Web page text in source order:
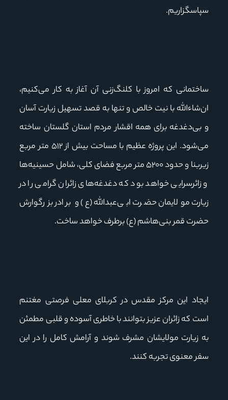
سپاسگزاریم.
ساختمانی که امروز با کلنگ‌زنی آن آغاز به کار می‌کنیم،
ان‌شاءالله با نیت خالص و تنها به قصد تسهیل زیارت آسان
و بی‌دغدغه برای همه اقشار مردم استان گلستان ساخته
می‌شود. این پروژه عظیم با مساحت بیش از۵۱۲ متر مربع
زیربنا و حدود۵۲۰۰متر مربع فضای کلی، شامل حسینیه‌ها
و زائرسرایی خواهد بود که دغدغه‌های زائران گرامی را در
زیارت مولایمان حضرت ابی‌عبدالله (ع) و برادر بزرگوارش
حضرت قمر بنی‌هاشم (ع) برطرف خواهد ساخت.
ایجاد این مرکز مقدس در کربلای معلی فرصتی مغتنم
است که زائران عزیز بتوانند با خاطری آسوده و قلبی مطمئن
به زیارت مولایشان مشرف شوند و آرامش کامل را در این
سفر معنوی تجربه کنند.